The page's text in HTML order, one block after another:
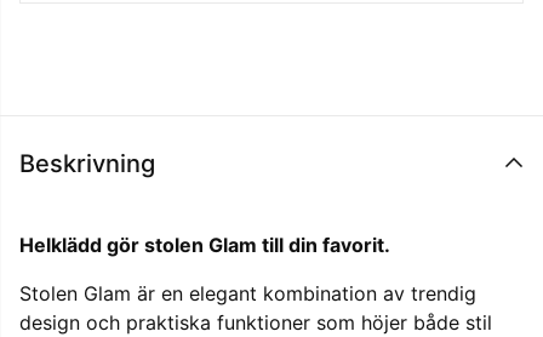
Beskrivning
Helklädd gör stolen Glam till din favorit.
Stolen Glam är en elegant kombination av trendig
design och praktiska funktioner som höjer både stil